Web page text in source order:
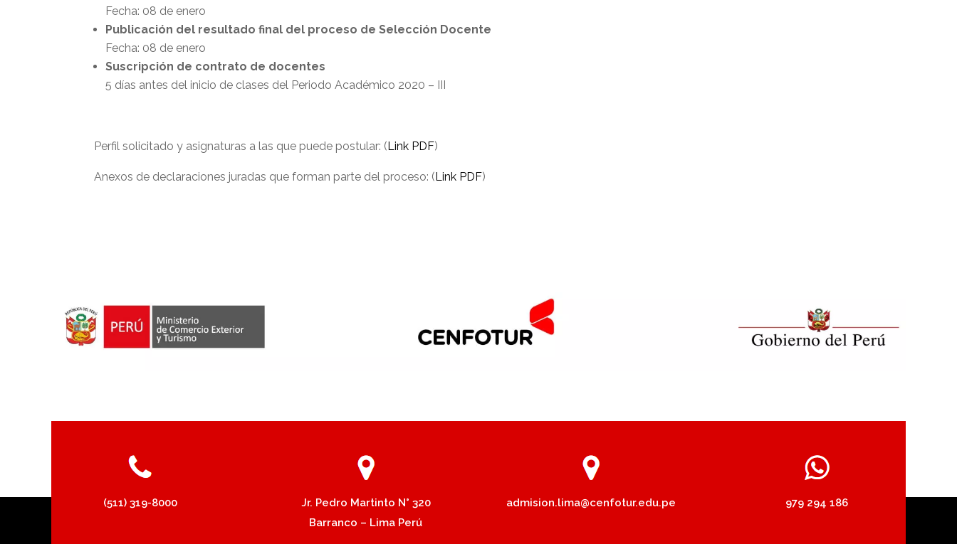
Fecha: 08 de enero
Publicación del resultado final del proceso de Selección Docente
Fecha: 08 de enero
Suscripción de contrato de docentes
5 días antes del inicio de clases del Periodo Académico 2020 – III
Perfil solicitado y asignaturas a las que puede postular: (Link PDF)
Anexos de declaraciones juradas que forman parte del proceso: (Link PDF)
(511) 319-8000
Jr. Pedro Martinto N° 320
Barranco – Lima Perú
admision.lima@cenfotur.edu.pe 979 294 186